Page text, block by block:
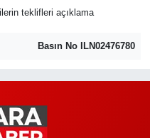
teklifleri açıklama
Basın No ILN02476780